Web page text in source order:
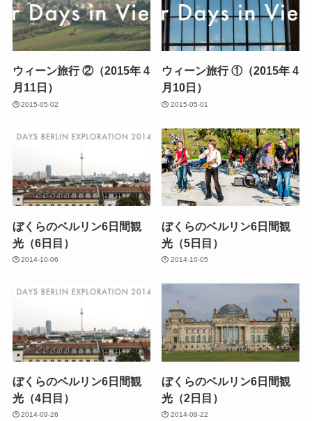
ウィーン旅行 ②（2015年 4
月11日）
2015-05-02
ウィーン旅行 ①（2015年 4
月10日）
2015-05-01
ぼくらのベルリン6日間観
光（6日目）
2014-10-06
ぼくらのベルリン6日間観
光（5日目）
2014-10-05
ぼくらのベルリン6日間観
光（4日目）
2014-09-26
ぼくらのベルリン6日間観
光（2日目）
2014-09-22